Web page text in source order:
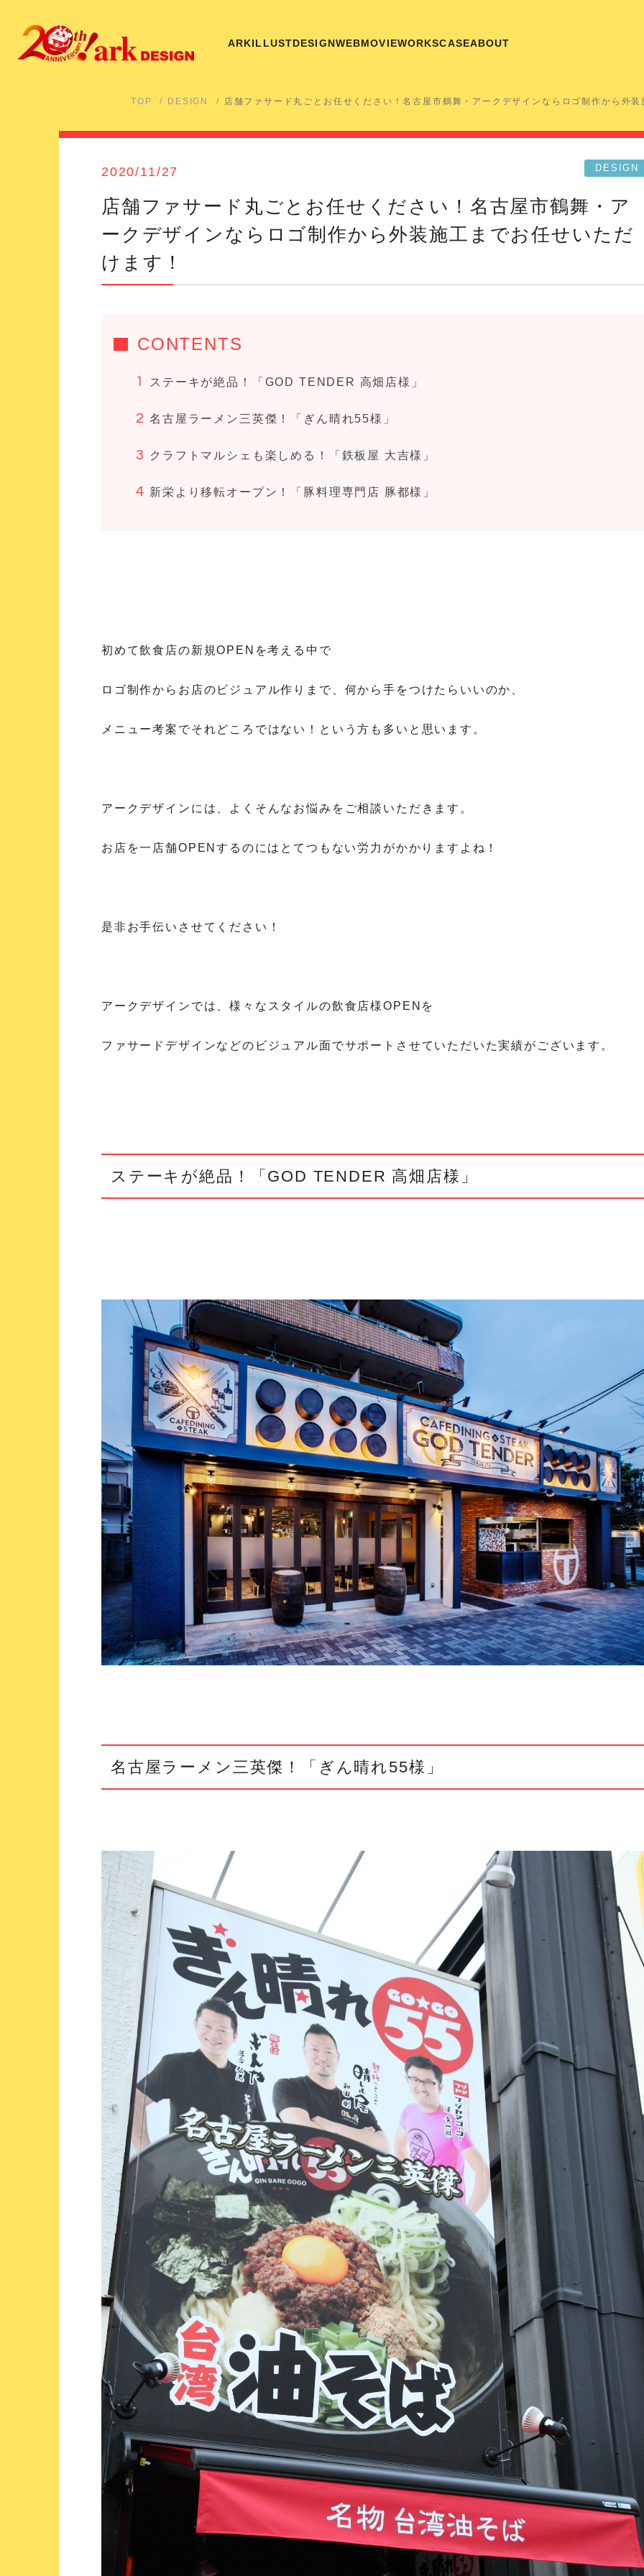
ARKILLUSTDESIGNWEBMOVIEWORKSCASEABOUT
TOP DESIGN 店舗ファサード丸ごとお任せください！名古屋市鶴舞・アークデザインならロゴ制作から外
2020/11/27 DESIGN
店舗ファサード丸ごとお任せください！名古屋市鶴舞・ア
ークデザインならロゴ制作から外装施工までお任せいただ
けます！
CONTENTS
ステーキが絶品！「GOD TENDER 高畑店様」
名古屋ラーメン三英傑！「ぎん晴れ55様」
クラフトマルシェも楽しめる！「鉄板屋 大吉様」
新栄より移転オープン！「豚料理専門店 豚都様」
初めて飲食店の新規OPENを考える中で
ロゴ制作からお店のビジュアル作りまで、何から手をつけたらいいのか、
メニュー考案でそれどころではない！という方も多いと思います。
アークデザインには、よくそんなお悩みをご相談いただきます。
お店を一店舗OPENするのにはとてつもない労力がかかりますよね！
是非お手伝いさせてください！
アークデザインでは、様々なスタイルの飲食店様OPENを
ファサードデザインなどのビジュアル面でサポートさせていただいた実績がございます。
ステーキが絶品！「GOD TENDER 高畑店様」
名古屋ラーメン三英傑！「ぎん晴れ55様」